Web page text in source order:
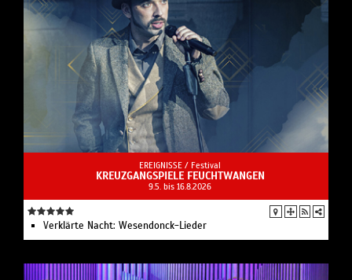
EREIGNISSE / Festival
KREUZGANGSPIELE FEUCHTWANGEN
9.5. bis 16.8.2026
Verklärte Nacht: Wesendonck-Lieder